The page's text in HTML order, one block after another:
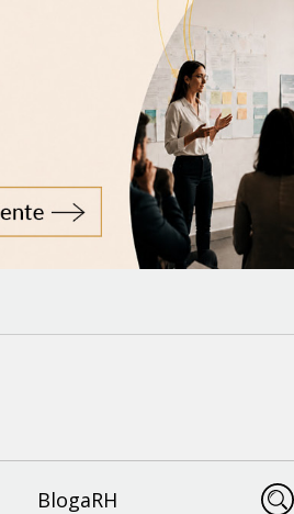
BlogaRH